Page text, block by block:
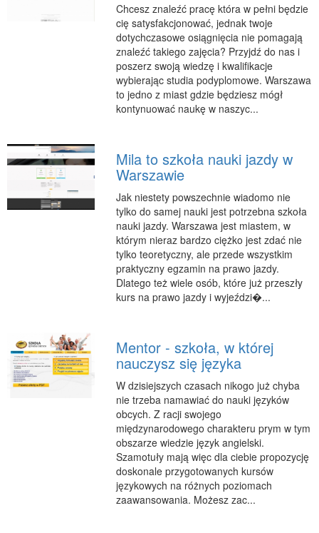
Sprzątanie, Porządkowanie
Wypoczynek
PIĘKNO
Dietetyka, Odchudzanie
Salony Kosmetyczne
Sprzęt Medyczny
Oprogramowanie
KONTAKT
Chcesz znaleźć pracę która w pełni będzie
cię satysfakcjonować, jednak twoje
dotychczasowe osiągnięcia nie pomagają
znaleźć takiego zajęcia? Przyjdź do nas i
poszerz swoją wiedzę i kwalifikacje
wybierając studia podyplomowe. Warszawa
to jedno z miast gdzie będziesz mógł
kontynuować naukę w naszyc...
Mila to szkoła nauki jazdy w
Warszawie
Jak niestety powszechnie wiadomo nie
tylko do samej nauki jest potrzebna szkoła
nauki jazdy. Warszawa jest miastem, w
którym nieraz bardzo ciężko jest zdać nie
tylko teoretyczny, ale przede wszystkim
praktyczny egzamin na prawo jazdy.
Dlatego też wiele osób, które już przeszły
kurs na prawo jazdy i wyjeździ�...
Mentor - szkoła, w której
nauczysz się języka
W dzisiejszych czasach nikogo już chyba
nie trzeba namawiać do nauki języków
obcych. Z racji swojego
międzynarodowego charakteru prym w tym
obszarze wiedzie język angielski.
Szamotuły mają więc dla ciebie propozycję
doskonale przygotowanych kursów
językowych na różnych poziomach
zaawansowania. Możesz zac...